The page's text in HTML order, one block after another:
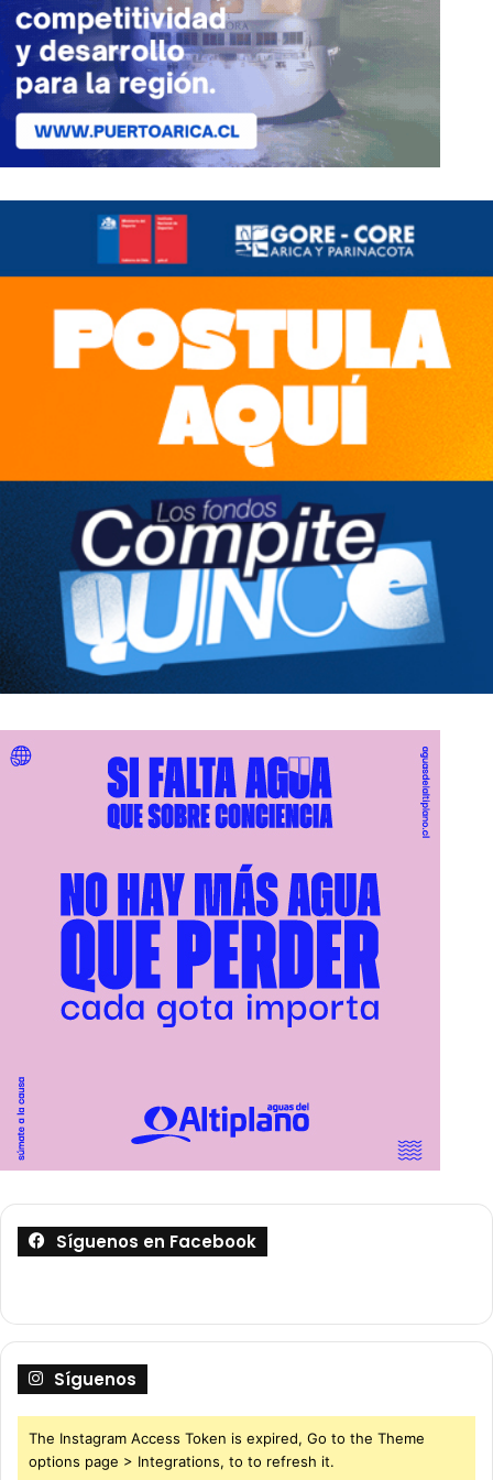
Síguenos en Facebook
Síguenos
The Instagram Access Token is expired, Go to the Theme
options page > Integrations, to to refresh it.